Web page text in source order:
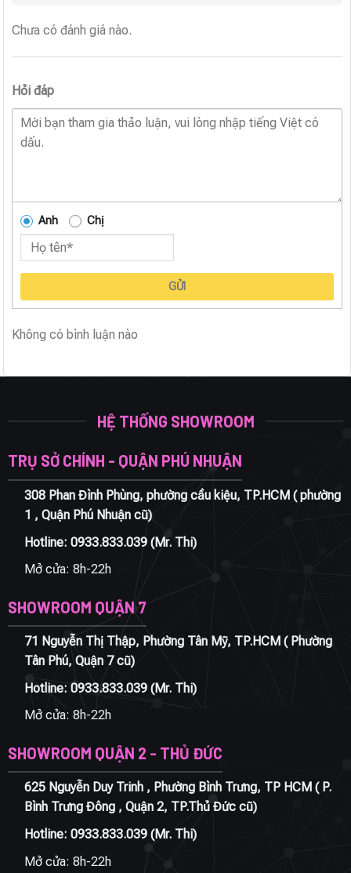
Chưa có đánh giá nào.
Hỏi đáp
Anh Chị
GỬI
Không có bình luận nào
HỆ THỐNG SHOWROOM
TRỤ SỞ CHÍNH - QUẬN PHÚ NHUẬN
308 Phan Đình Phùng, phường cầu kiệu, TP.HCM ( phường
1 , Quận Phú Nhuận cũ)
Hotline: 0933.833.039(Mr. Thi)
Mở cửa: 8h-22h
SHOWROOM QUẬN 7
71 Nguyễn Thị Thập, Phường Tân Mỹ, TP.HCM ( Phường
Tân Phú, Quận 7 cũ)
Hotline: 0933.833.039(Mr. Thi)
Mở cửa: 8h-22h
SHOWROOM QUẬN 2 - THỦ ĐỨC
625 Nguyễn Duy Trinh , Phường Bình Trưng, TP HCM ( P.
Bình Trưng Đông , Quận 2, TP.Thủ Đức cũ)
Hotline: 0933.833.039(Mr. Thi)
Mở cửa: 8h-22h